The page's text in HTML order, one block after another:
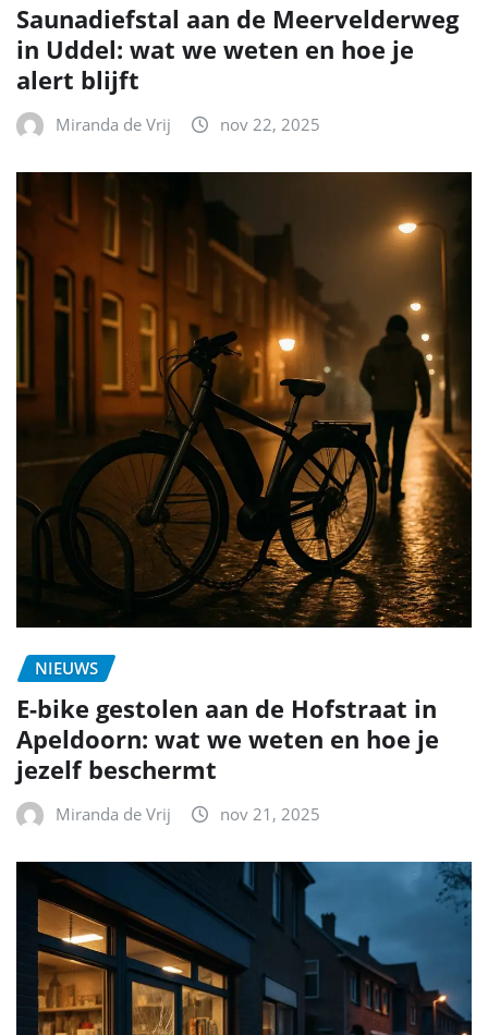
Saunadiefstal aan de Meervelderweg
in Uddel: wat we weten en hoe je
alert blijft
Miranda de Vrij nov 22, 2025
NIEUWS
E-bike gestolen aan de Hofstraat in
Apeldoorn: wat we weten en hoe je
jezelf beschermt
Miranda de Vrij nov 21, 2025